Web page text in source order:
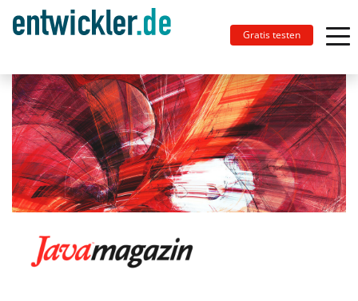
Gratis testen